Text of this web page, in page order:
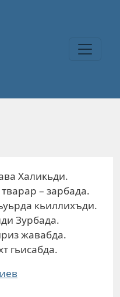
Халикьди.
– зарбада.
кьиллихъди.
Зурбада.
жавабда.
гьисабда.